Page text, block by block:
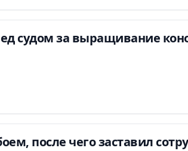
судом за выращивание
после чего заставил